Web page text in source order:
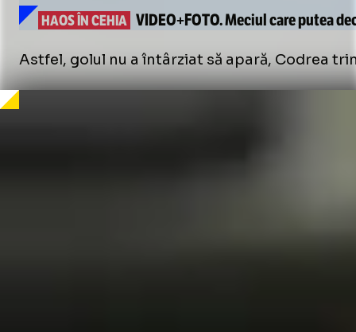
HAOS ÎN CEHIA VIDEO+FOTO.Meciul care putea
Astfel, golul nu a întârziat să apară, Codrea